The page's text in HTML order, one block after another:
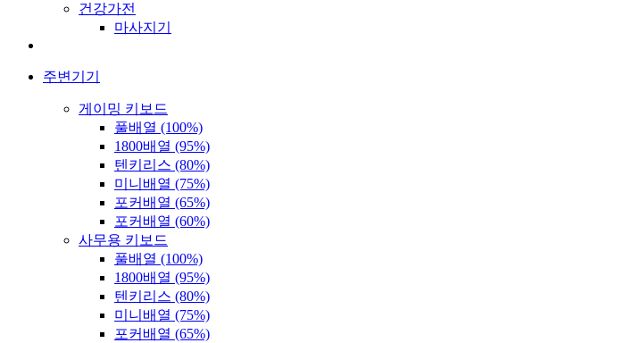
건강가전
마사지기
주변기기
게이밍 키보드
풀배열 (100%)
1800배열 (95%)
텐키리스 (80%)
미니배열 (75%)
포커배열 (65%)
포커배열 (60%)
사무용 키보드
풀배열 (100%)
1800배열 (95%)
텐키리스 (80%)
미니배열 (75%)
포커배열 (65%)